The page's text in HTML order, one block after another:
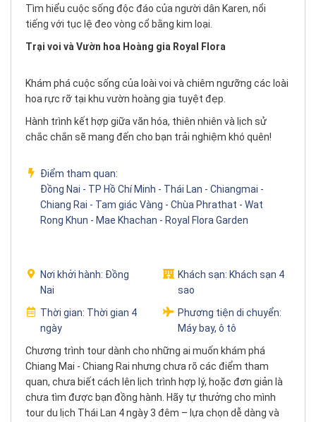
Tìm hiểu cuộc sống độc đáo của người dân Karen, nổi
tiếng với tục lệ đeo vòng cổ bằng kim loại.
Trại voi và Vườn hoa Hoàng gia Royal Flora
Khám phá cuộc sống của loài voi và chiêm ngưỡng các loài
hoa rực rỡ tại khu vườn hoàng gia tuyệt đẹp.
Hành trình kết hợp giữa văn hóa, thiên nhiên và lịch sử
chắc chắn sẽ mang đến cho bạn trải nghiệm khó quên!
Điểm tham quan:
Đồng Nai - TP Hồ Chí Minh - Thái Lan - Chiangmai -
Chiang Rai - Tam giác Vàng - Chùa Phrathat - Wat
Rong Khun - Mae Khachan - Royal Flora Garden
Nơi khởi hành: Đồng
Nai
Khách sạn: Khách sạn 4
sao
Thời gian: Thời gian 4
ngày
Phương tiện di chuyển:
Máy bay, ô tô
Chương trình tour dành cho những ai muốn khám phá
Chiang Mai - Chiang Rai nhưng chưa rõ các điểm tham
quan, chưa biết cách lên lịch trình hợp lý, hoặc đơn giản là
chưa tìm được bạn đồng hành. Hãy tự thưởng cho mình
tour du lịch Thái Lan 4 ngày 3 đêm – lựa chọn dễ dàng và